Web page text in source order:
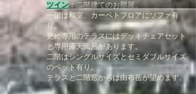
ツイン：二階建てのお部屋。
一階は和室、カーペトフロアにソファ有
り。
更に専用のテラスにはデッキチェアセット
と専用露天風呂があります。
二階はシングルサイズとセミダブルサイズ
のベット有り。
テラスと二階窓からは由布岳が望めます。